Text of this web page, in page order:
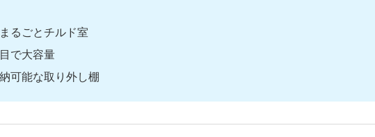
るごとチルド室
で大容量
可能な取り外し棚